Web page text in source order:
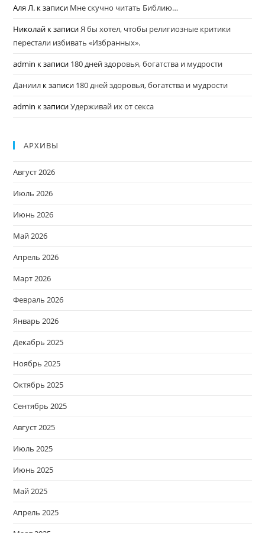
Аля Л. к записи Мне скучно читать Библию…
Николай к записи Я бы хотел, чтобы религиозные критики
перестали избивать «Избранных».
admin к записи 180 дней здоровья, богатства и мудрости
Даниил к записи 180 дней здоровья, богатства и мудрости
admin к записиУдерживай их от секса
АРХИВЫ
Август 2026
Июль 2026
Июнь 2026
Май 2026
Апрель 2026
Март 2026
Февраль 2026
Январь 2026
Декабрь 2025
Ноябрь 2025
Октябрь 2025
Сентябрь 2025
Август 2025
Июль 2025
Июнь 2025
Май 2025
Апрель 2025